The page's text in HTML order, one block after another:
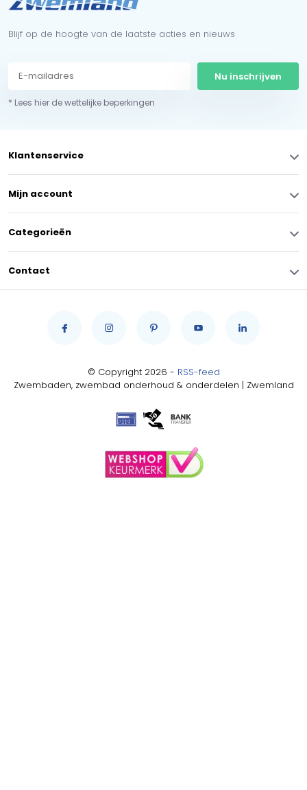
Blijf op de hoogte van de laatste acties en nieuws
Nu inschrijven
* Lees hier de wettelijke beperkingen
Klantenservice
Mijn account
Categorieën
Contact
© Copyright 2026 - RSS-feed
Zwembaden, zwembad onderhoud & onderdelen | Zwemland